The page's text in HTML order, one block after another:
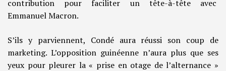
contribution pour faciliter un tête-à-tête avec
Emmanuel Macron.
S’ils y parviennent, Condé aura réussi son coup de
marketing. L’opposition guinéenne n’aura plus que ses
yeux pour pleurer la « prise en otage de l’alternance »